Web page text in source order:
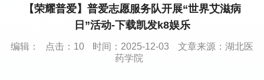
【荣耀普爱】普爱志愿服务队开展“世界艾滋病
日”活动-下载凯发k8娱乐
编辑： 点击： 10 时间：2025-12-03
文章来源：湖北医
药学院